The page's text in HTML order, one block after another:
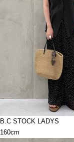
B.C STOCK LADYS
160cm